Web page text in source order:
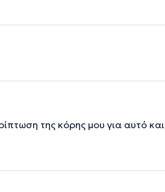
της κόρης μου για αυτό και